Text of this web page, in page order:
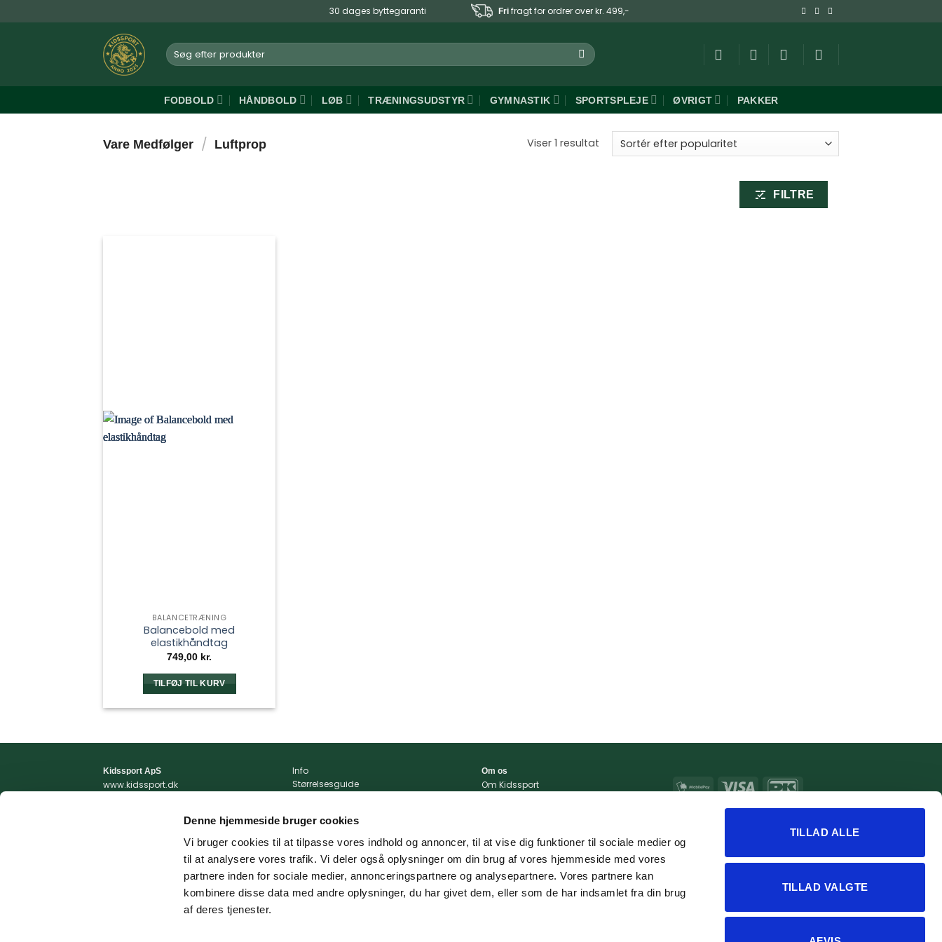
Denne hjemmeside bruger cookies
Vi bruger cookies til at tilpasse vores indhold og annoncer, til at vise dig funktioner til sociale medier og
til at analysere vores trafik. Vi deler også oplysninger om din brug af vores hjemmeside med vores
partnere inden for sociale medier, annonceringspartnere og analysepartnere. Vores partnere kan
kombinere disse data med andre oplysninger, du har givet dem, eller som de har indsamlet fra din brug
af deres tjenester.
TILLAD ALLE
TILLAD VALGTE
til
30 dages byttegaranti Fri fragt for ordrer over kr. 499,-
Søg
efter:
FODBOLD HÅNDBOLD LØB TRÆNINGSUDSTYR GYMNASTIK SPORTSPLEJE ØVRIGT PAKKER
Vare Medfølger / Luftprop Viser 1 resultat
FILTRE
BALANCETRÆNING
Balancebold med
elastikhåndtag
749,00 kr.
TILFØJ TIL KURV
Kidssport ApS
www.kidssport.dk
Info
Størrelsesguide
Min konto
Retur
Returportal
Fragt og levering
Om os
Om Kidssport
MobilePay Visa
MasterCardApple
Google